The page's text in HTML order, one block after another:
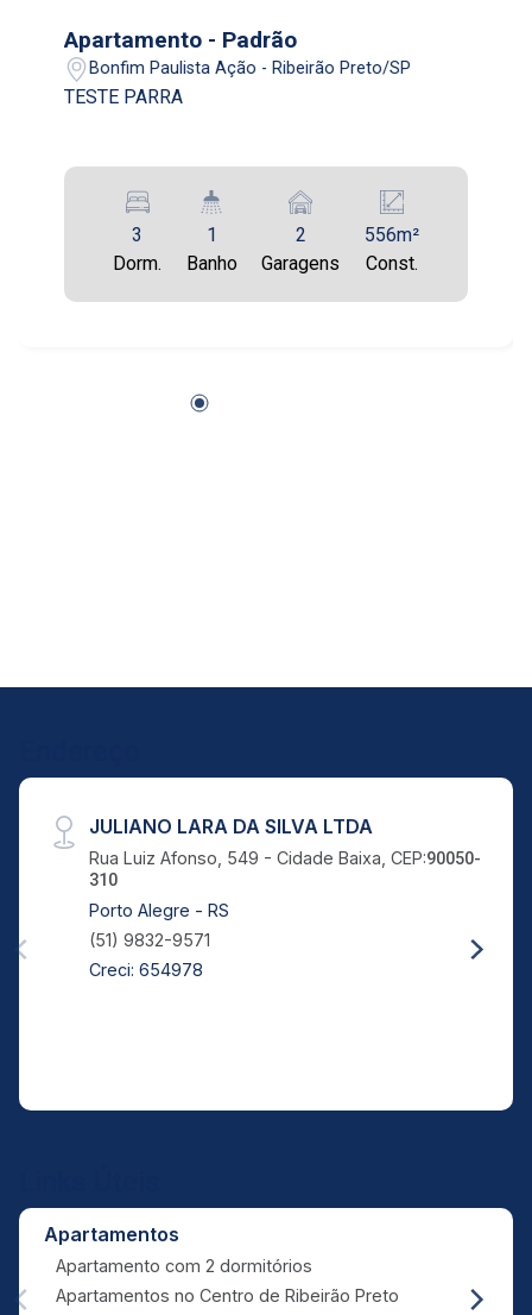
19
20
Aug/Thu
21
15:00
16:00
17:00
Apartamento - Padrão
Bonfim Paulista Ação - Ribeirão Preto/SP
TESTE PARRA
3
Dorm.
1
Banho
2
Garagens
556m²
Const.
JULIANO LARA DA SILVA LTDA
Rua Luiz Afonso, 549 - Cidade Baixa, CEP:90050-
310
Porto Alegre - RS
(51) 9832-9571
Creci: 654978
Apartamentos
Apartamento com 2 dormitórios
Apartamentos no Centro de Ribeirão Preto